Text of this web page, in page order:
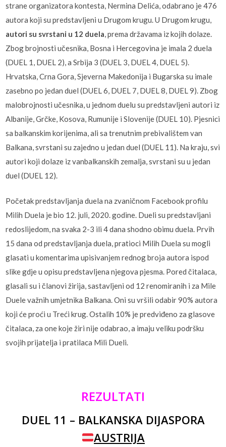
strane organizatora kontesta, Nermina Delića, odabrano je 476
autora koji su predstavljeni u Drugom krugu. U Drugom krugu,
autori su svrstani u 12 duela , prema državama iz kojih dolaze.
Zbog brojnosti učesnika, Bosna i Hercegovina je imala 2 duela
(DUEL 1, DUEL 2), a Srbija 3 (DUEL 3, DUEL 4, DUEL 5).
Hrvatska, Crna Gora, Sjeverna Makedonija i Bugarska su imale
zasebno po jedan duel (DUEL 6, DUEL 7, DUEL 8, DUEL 9). Zbog
malobrojnosti učesnika, u jednom duelu su predstavljeni autori iz
Albanije, Grčke, Kosova, Rumunije i Slovenije (DUEL 10). Pjesnici
sa balkanskim korijenima, ali sa trenutnim prebivalištem van
Balkana, svrstani su zajedno u jedan duel (DUEL 11). Na kraju, svi
autori koji dolaze iz vanbalkanskih zemalja, svrstani su u jedan
duel (DUEL 12).
Početak predstavljanja duela na zvaničnom Facebook profilu
Milih Duela je bio 12. juli, 2020. godine. Dueli su predstavljani
redoslijedom, na svaka 2-3 ili 4 dana shodno obimu duela. Prvih
15 dana od predstavljanja duela, pratioci Milih Duela su mogli
glasati u komentarima upisivanjem rednog broja autora ispod
slike gdje u opisu predstavljena njegova pjesma. Pored čitalaca,
glasali su i članovi žirija, sastavljeni od 12 renomiranih i za Mile
Duele važnih umjetnika Balkana. Oni su vršili odabir 90% autora
koji će proći u Treći krug. Ostalih 10% je predviđeno za glasove
čitalaca, za one koje žiri nije odabrao, a imaju veliku podršku
svojih prijatelja i pratilaca Mili Dueli.
REZULTATI
DUEL 11 – BALKANSKA DIJASPORA
AUSTRIJA